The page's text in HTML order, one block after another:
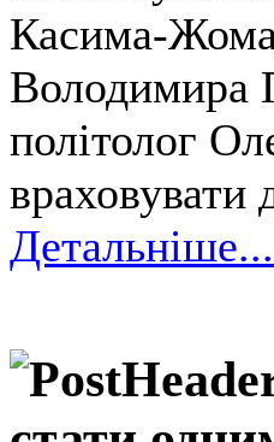
Касима-
Володимира
політолог
враховувати
Детальніше...